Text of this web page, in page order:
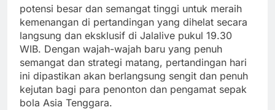
potensi besar dan semangat tinggi untuk meraih
kemenangan di pertandingan yang dihelat secara
langsung dan eksklusif di Jalalive pukul 19.30
WIB. Dengan wajah-wajah baru yang penuh
semangat dan strategi matang, pertandingan hari
ini dipastikan akan berlangsung sengit dan penuh
kejutan bagi para penonton dan pengamat sepak
bola Asia Tenggara.